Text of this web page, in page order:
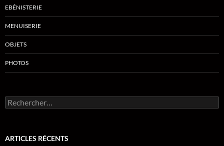
EBÉNISTERIE
MENUISERIE
OBJETS
PHOTOS
Rechercher :
ARTICLES RÉCENTS